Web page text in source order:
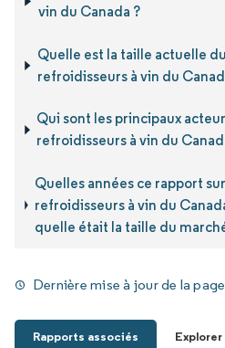
vin du Canada ?
Quelle est la taille actuelle
refroidisseurs à vin du
Qui sont les principaux
refroidisseurs à vin du
Quelles années ce rapport
refroidisseurs à vin du
quelle était la taille du
Dernière mise à jour de la
Rapports associés